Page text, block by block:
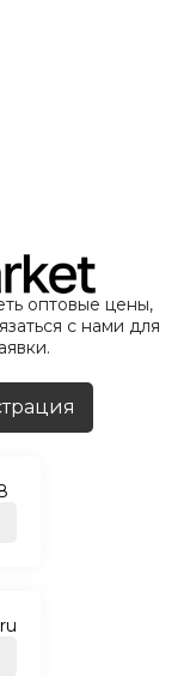
оптовые цены,
с нами для